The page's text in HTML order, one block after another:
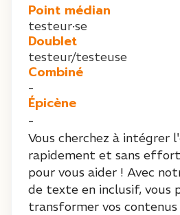
Point médian
testeur·se
Doublet
testeur/testeuse
Combiné
-
Épicène
-
Vous cherchez à intégrer
rapidement et sans
pour vous aider ! Avec
de texte en inclusif, vous
transformer vos